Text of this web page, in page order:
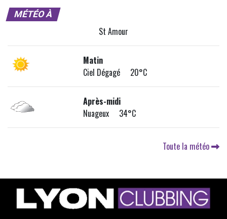
MÉTÉO À
St Amour
Matin
Ciel Dégagé 20°C
Après-midi
Nuageux 34°C
Toute la météo